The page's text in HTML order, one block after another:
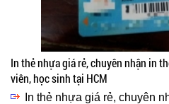
In thẻ nhựa giá rẻ, chuyên nhận in
viên, học sinh tại HCM
In thẻ nhựa giá rẻ, chuyên